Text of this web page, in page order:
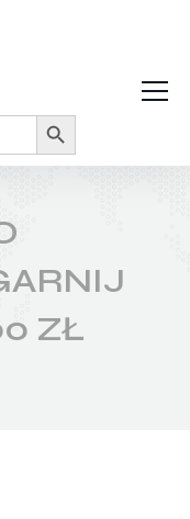
Search Button
ZŁ